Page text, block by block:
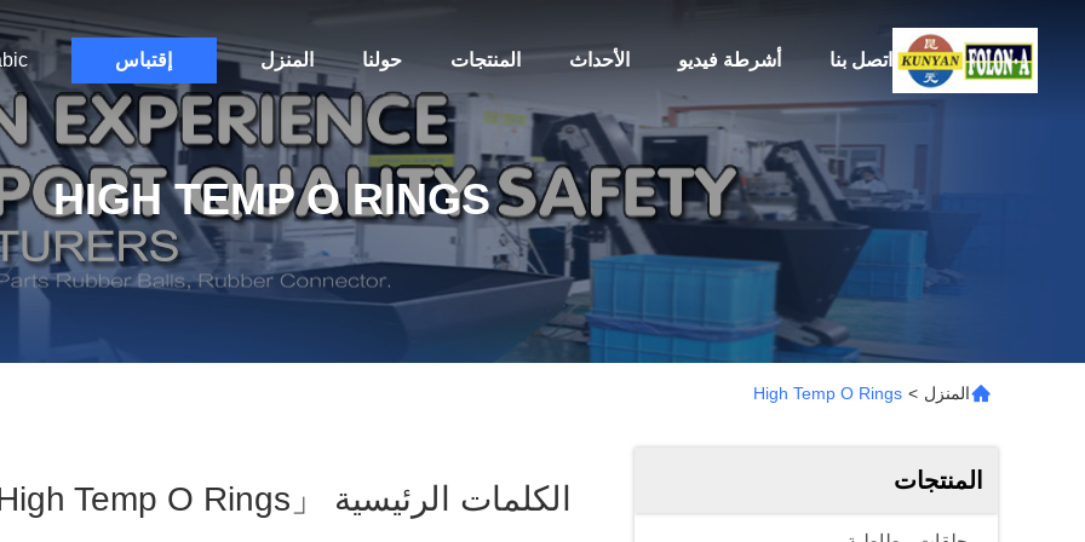
المنزل حولنا المنتجات الأحداث أشرطة فيديو اتصل بنا إقتباس
HIGH TEMP O RINGS
المنزل >
High Temp O Rings
المنتجات الكلمات الرئيسية 「high Temp O Rings」 مباراة 85 المنتجات